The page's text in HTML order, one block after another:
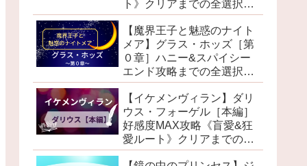
ト》クリアまでの全選択肢
まとめ
【魔界王子と魅惑のナイト
メア】グラス・ホッズ［第
０章］ハニー&スパイシー
エンド攻略までの全選択肢
まとめ
【イケメンヴィラン】ダリ
ウス・フォーゲル［本編］
好感度MAX攻略《盲愛&狂
愛ルート》クリアまでの全
選択肢まとめ